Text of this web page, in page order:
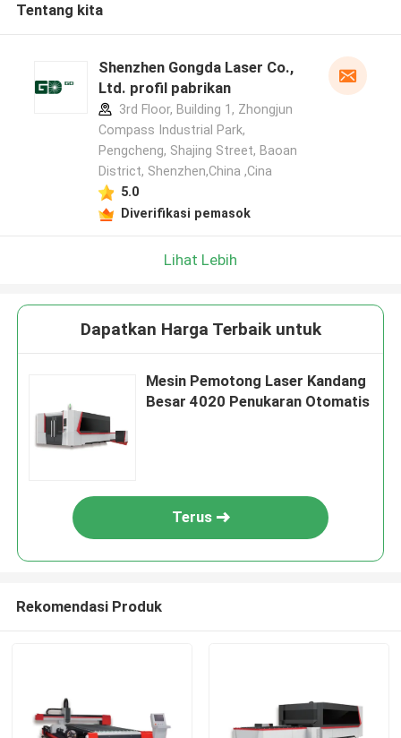
Tentang kita
Shenzhen Gongda Laser Co.,
Ltd. profil pabrikan
3rd Floor, Building 1, Zhongjun
Compass Industrial Park,
Pengcheng, Shajing Street, Baoan
District, Shenzhen,China ,Cina
5.0
Diverifikasi pemasok
Lihat Lebih
Dapatkan Harga Terbaik untuk
Mesin Pemotong Laser Kandang
Besar 4020 Penukaran Otomatis
Terus
Rekomendasi Produk